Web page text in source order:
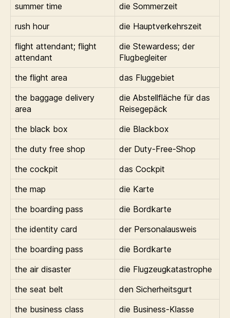
summer time
die Sommerzeit
rush hour
die Hauptverkehrszeit
flight attendant; flight
attendant
die Stewardess; der
Flugbegleiter
the flight area
das Fluggebiet
the baggage delivery
area
die Abstellfläche für das
Reisegepäck
the black box
die Blackbox
the duty free shop
der Duty-Free-Shop
the cockpit
das Cockpit
the map
die Karte
the boarding pass
die Bordkarte
the identity card
der Personalausweis
the boarding pass
die Bordkarte
the air disaster
die Flugzeugkatastrophe
the seat belt
den Sicherheitsgurt
the business class
die Business-Klasse